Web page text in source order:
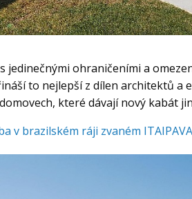
jedinečnými ohraničeními a
to nejlepší z dílen architektů a
které dávají nový kabát
v brazilském ráji zvaném ITAIPAVA